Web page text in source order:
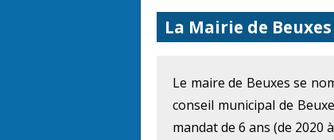
La Mairie de
Le maire de Beuxes se
conseil municipal de
mandat de 6 ans (de 2020